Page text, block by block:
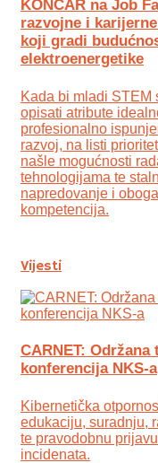
KONČAR na Job
razvojne i
koji gradi
elektroenergetike
Kada bi mladi STEM
opisati atribute
profesionalno
razvoj, na listi
našle mogućnosti
tehnologijama te
napredovanje i
kompetencija.
Vijesti
CARNET:
konferencija NKS-a
Kibernetička
edukaciju, suradnju,
te pravodobnu
incidenata.